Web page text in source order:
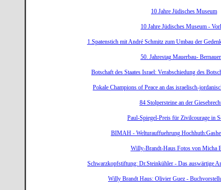
10 Jahre Jüdisches Museum
10 Jahre Jüdisches Museum -
1.Spatenstich mit André Schmitz zum Umbau der
50. Jahrestag Mauerbau-
Botschaft des Staates Israel: Verabschiedung des
Pokale Champions of Peace an das israelisch-
84 Stolpersteine an der
Paul-Spiegel-Preis für Zivilcourage in
BIMAH - Welturauffuehrung
Willy-Brandt-Haus Fotos von Micha
Schwarzkopfstiftung: Dr.Steinkühler - Das auswärtige
Willy Brandt Haus: Olivier Guez -